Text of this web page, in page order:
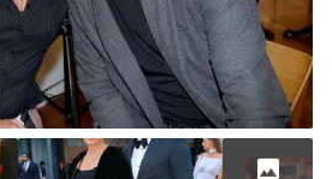
SVĚT ŽENY - 599 KČ
ROČNÍ PŘEDPLATNÉ SVĚT ŽENY +
SADA PRODUKTŮ MANA (10 ks)